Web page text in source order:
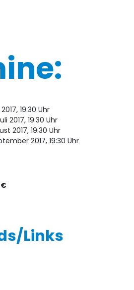
19:30 Uhr
2017, 19:30 Uhr
2017, 19:30 Uhr
2017, 19:30 Uhr